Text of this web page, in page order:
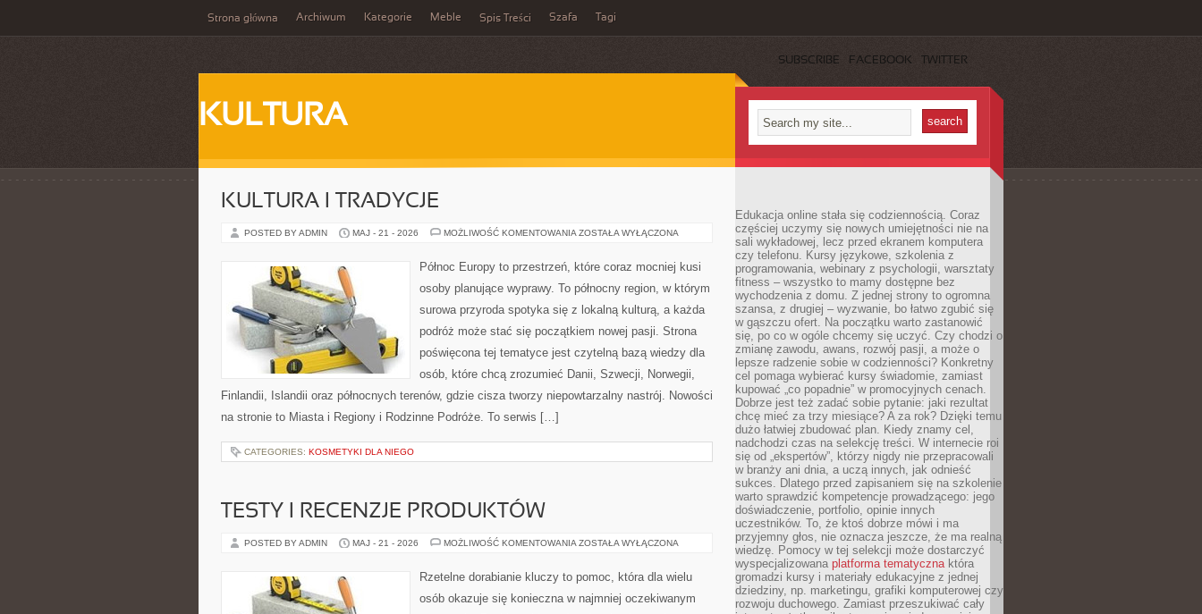
Strona główna Archiwum Kategorie Meble Spis Treści Szafa Tagi
SUBSCRIBE FACEBOOK TWITTER
KULTURA
KULTURA I TRADYCJE
POSTED BY ADMIN MAJ - 21 - 2026 MOŻLIWOŚĆ KOMENTOWANIA KULTURA
ZOSTAŁA WYŁĄCZONA
Północ Europy to przestrzeń, które coraz mocniej kusi
osoby planujące wyprawy. To północny region, w którym
surowa przyroda spotyka się z lokalną kulturą, a każda
podróż może stać się początkiem nowej pasji. Strona
poświęcona tej tematyce jest czytelną bazą wiedzy dla
osób, które chcą zrozumieć Danii, Szwecji, Norwegii,
Finlandii, Islandii oraz północnych terenów, gdzie cisza tworzy niepowtarzalny nastrój. Nowości
na stronie to Miasta i Regiony i Rodzinne Podróże. To serwis […]
CATEGORIES: KOSMETYKI DLA NIEGO
TESTY I RECENZJE PRODUKTÓW
POSTED BY ADMIN MAJ - 21 - 2026 MOŻLIWOŚĆ KOMENTOWANIA TESTY
PRODUKTÓW
ZOSTAŁA WYŁĄCZONA
Rzetelne dorabianie kluczy to pomoc, która dla wielu
osób okazuje się konieczna w najmniej oczekiwanym
Edukacja online stała się codziennością. Coraz
częściej uczymy się nowych umiejętności nie na
sali wykładowej, lecz przed ekranem komputera
czy telefonu. Kursy językowe, szkolenia z
programowania, webinary z psychologii, warsztaty
fitness – wszystko to mamy dostępne bez
wychodzenia z domu. Z jednej strony to ogromna
szansa, z drugiej – wyzwanie, bo łatwo zgubić się
w gąszczu ofert. Na początku warto zastanowić
się, po co w ogóle chcemy się uczyć. Czy chodzi o
zmianę zawodu, awans, rozwój pasji, a może o
lepsze radzenie sobie w codzienności? Konkretny
cel pomaga wybierać kursy świadomie, zamiast
kupować „co popadnie” w promocyjnych cenach.
Dobrze jest też zadać sobie pytanie: jaki rezultat
chcę mieć za trzy miesiące? A za rok? Dzięki temu
dużo łatwiej zbudować plan. Kiedy znamy cel,
nadchodzi czas na selekcję treści. W internecie roi
się od „ekspertów”, którzy nigdy nie przepracowali
w branży ani dnia, a uczą innych, jak odnieść
sukces. Dlatego przed zapisaniem się na szkolenie
warto sprawdzić kompetencje prowadzącego: jego
doświadczenie, portfolio, opinie innych
uczestników. To, że ktoś dobrze mówi i ma
przyjemny głos, nie oznacza jeszcze, że ma realną
wiedzę. Pomocy w tej selekcji może dostarczyć
wyspecjalizowana platforma tematycznaktóra
gromadzi kursy i materiały edukacyjne z jednej
dziedziny, np. marketingu, grafiki komputerowej czy
rozwoju duchowego. Zamiast przeszukiwać cały